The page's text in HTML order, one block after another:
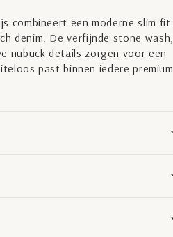
combineert een moderne slim fit
denim. De verfijnde stone wash,
nubuck details zorgen voor een
past binnen iedere premium